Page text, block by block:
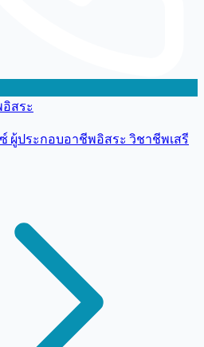
สระ
ผู้ประกอบอาชีพอิสระ วิชาชีพเสรี